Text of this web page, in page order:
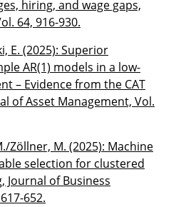
hiring, and wage gaps,
64, 916-930.
E. (2025): Superior
AR(1) models in a low-
– Evidence from the CAT
of Asset Management, Vol.
Zöllner, M. (2025): Machine
selection for clustered
Journal of Business
652.